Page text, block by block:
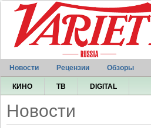
Новости Рецензии Обзоры
КИНО ТВ DIGITAL
Новости